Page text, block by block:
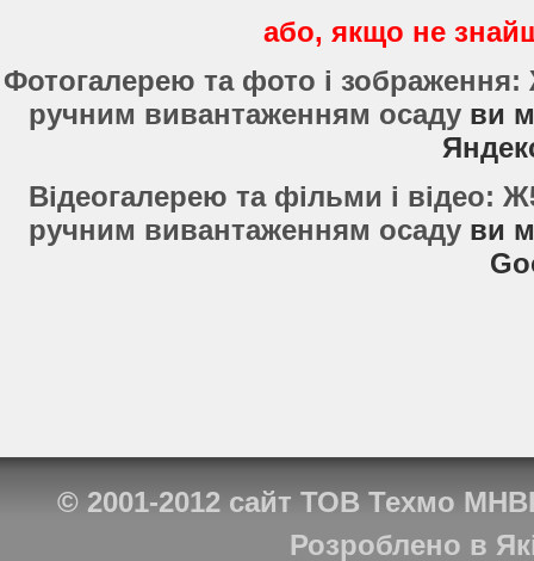
або, якщо не
Фотогалерею та фото і
ручним вивантаженням осадуви
Відеогалерею та фільми і відео:
ручним вивантаженням осадуви
© 2001-2012 сайт ТОВ Техмо
Розроблено в